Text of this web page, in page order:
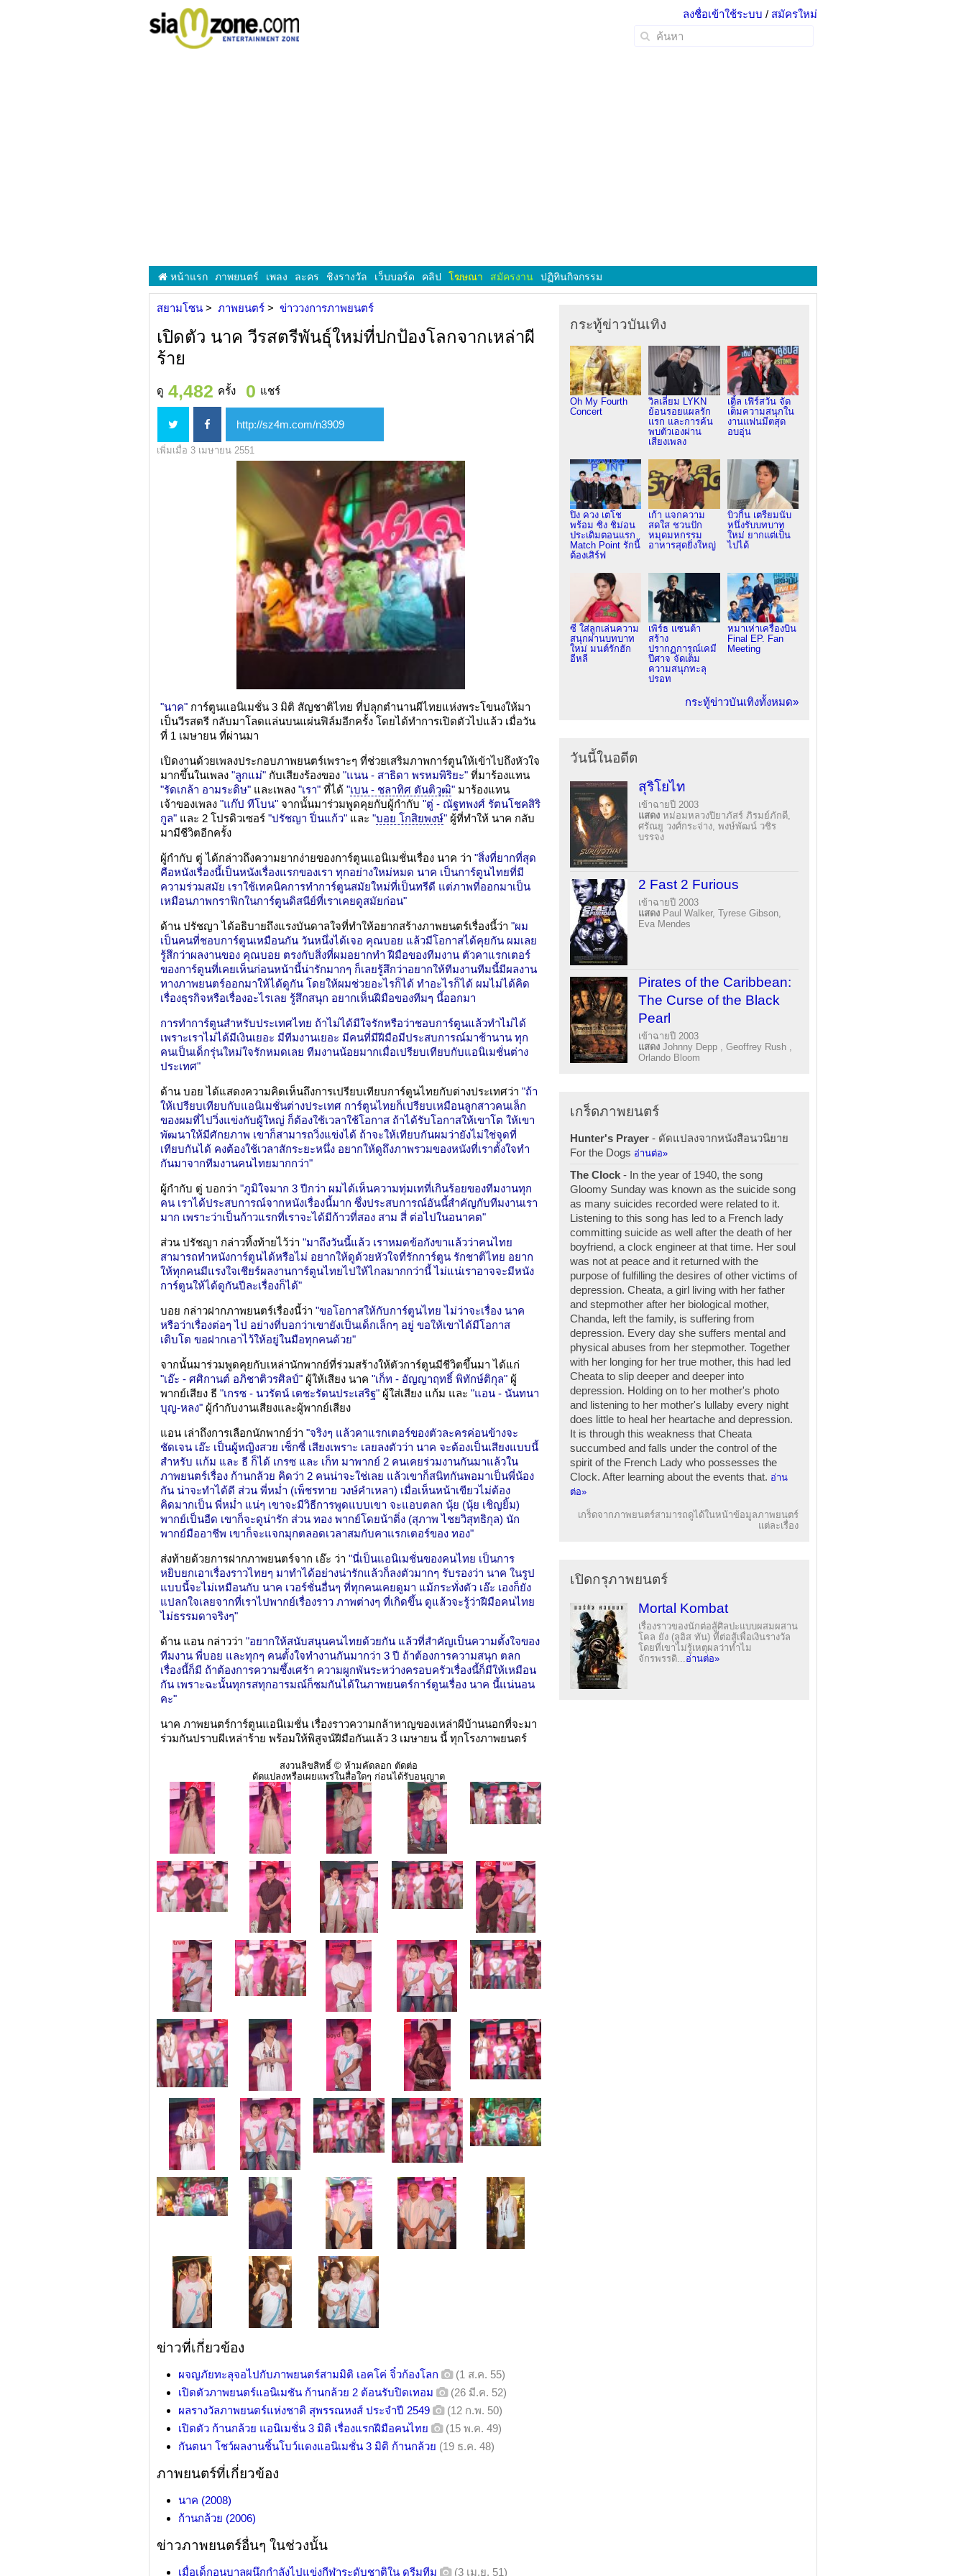
ลงชื่อเข้าใช้ระบบ / สมัครใหม่
หน้าแรก ภาพยนตร์ เพลง ละคร ชิงรางวัล เว็บบอร์ด คลิป โฆษณา สมัครงาน ปฏิทินกิจกรรม
สยามโซน ภาพยนตร์ ข่าววงการภาพยนตร์
เปิดตัว นาค วีรสตรีพันธุ์ใหม่ที่ปกป้องโลกจากเหล่าผี
ร้าย
ดู 4,482 ครั้ง 0 แชร์
เพิ่มเมื่อ 3 เมษายน 2551
"นาค" การ์ตูนแอนิเมชั่น 3 มิติ สัญชาติไทย ที่ปลุกตำนานผีไทยแห่งพระโขนงให้มา
เป็นวีรสตรี กลับมาโลดแล่นบนแผ่นฟิล์มอีกครั้ง โดยได้ทำการเปิดตัวไปแล้ว เมื่อวัน
ที่ 1 เมษายน ที่ผ่านมา
เปิดงานด้วยเพลงประกอบภาพยนตร์เพราะๆ ที่ช่วยเสริมภาพการ์ตูนให้เข้าไปถึงหัวใจ
มากขึ้นในเพลง "ลูกแม่" กับเสียงร้องของ "แนน - สาธิดา พรหมพิริยะ" ที่มาร้องแทน
"รัดเกล้า อามระดิษ" และเพลง "เรา" ที่ได้ "เบน - ชลาทิศ ตันติวุฒิ" มาร้องแทน
เจ้าของเพลง "แก๊ป ทีโบน" จากนั้นมาร่วมพูดคุยกับผู้กำกับ "ตู่ - ณัฐทพงศ์ รัตนโชคสิริ
กูล" และ 2 โปรดิวเซอร์ "ปรัชญา ปิ่นแก้ว" และ "บอย โกสิยพงษ์" ผู้ที่ทำให้ นาค กลับ
มามีชีวิตอีกครั้ง
ผู้กำกับ ตู่ ได้กล่าวถึงความยากง่ายของการ์ตูนแอนิเมชั่นเรื่อง นาค ว่า "สิ่งที่ยากที่สุด
คือหนังเรื่องนี้เป็นหนังเรื่องแรกของเรา ทุกอย่างใหม่หมด นาค เป็นการ์ตูนไทยที่มี
ความร่วมสมัย เราใช้เทคนิคการทำการ์ตูนสมัยใหม่ที่เป็นทรีดี แต่ภาพที่ออกมาเป็น
เหมือนภาพกราฟิกในการ์ตูนดิสนีย์ที่เราเคยดูสมัยก่อน"
ด้าน ปรัชญา ได้อธิบายถึงแรงบันดาลใจที่ทำให้อยากสร้างภาพยนตร์เรื่องนี้ว่า "ผม
เป็นคนที่ชอบการ์ตูนเหมือนกัน วันหนึ่งได้เจอ คุณบอย แล้วมีโอกาสได้คุยกัน ผมเลย
รู้สึกว่าผลงานของ คุณบอย ตรงกับสิ่งที่ผมอยากทำ ฝีมือของทีมงาน ตัวคาแรกเตอร์
ของการ์ตูนที่เคยเห็นก่อนหน้านี้น่ารักมากๆ ก็เลยรู้สึกว่าอยากให้ทีมงานทีมนี้มีผลงาน
ทางภาพยนตร์ออกมาให้ได้ดูกัน โดยให้ผมช่วยอะไรก็ได้ ทำอะไรก็ได้ ผมไม่ได้คิด
เรื่องธุรกิจหรือเรื่องอะไรเลย รู้สึกสนุก อยากเห็นฝีมือของทีมๆ นี้ออกมา
การทำการ์ตูนสำหรับประเทศไทย ถ้าไม่ได้มีใจรักหรือว่าชอบการ์ตูนแล้วทำไม่ได้
เพราะเราไม่ได้มีเงินเยอะ มีทีมงานเยอะ มีคนที่มีฝีมือมีประสบการณ์มาช้านาน ทุก
คนเป็นเด็กรุ่นใหม่ใจรักหมดเลย ทีมงานน้อยมากเมื่อเปรียบเทียบกับแอนิเมชั่นต่าง
ประเทศ"
ด้าน บอย ได้แสดงความคิดเห็นถึงการเปรียบเทียบการ์ตูนไทยกับต่างประเทศว่า "ถ้า
ให้เปรียบเทียบกับแอนิเมชั่นต่างประเทศ การ์ตูนไทยก็เปรียบเหมือนลูกสาวคนเล็ก
ของผมที่ไปวิ่งแข่งกับผู้ใหญ่ ก็ต้องใช้เวลาใช้โอกาส ถ้าได้รับโอกาสให้เขาโต ให้เขา
พัฒนาให้มีศักยภาพ เขาก็สามารถวิ่งแข่งได้ ถ้าจะให้เทียบกันผมว่ายังไม่ใช่จุดที่
เทียบกันได้ คงต้องใช้เวลาสักระยะหนึ่ง อยากให้ดูถึงภาพรวมของหนังที่เราตั้งใจทำ
กันมาจากทีมงานคนไทยมากกว่า"
ผู้กำกับ ตู่ บอกว่า "ภูมิใจมาก 3 ปีกว่า ผมได้เห็นความทุ่มเทที่เกินร้อยของทีมงานทุก
คน เราได้ประสบการณ์จากหนังเรื่องนี้มาก ซึ่งประสบการณ์อันนี้สำคัญกับทีมงานเรา
มาก เพราะว่าเป็นก้าวแรกที่เราจะได้มีก้าวที่สอง สาม สี่ ต่อไปในอนาคต"
ส่วน ปรัชญา กล่าวทิ้งท้ายไว้ว่า "มาถึงวันนี้แล้ว เราหมดข้อกังขาแล้วว่าคนไทย
สามารถทำหนังการ์ตูนได้หรือไม่ อยากให้ดูด้วยหัวใจที่รักการ์ตูน รักชาติไทย อยาก
ให้ทุกคนมีแรงใจเชียร์ผลงานการ์ตูนไทยไปให้ไกลมากกว่านี้ ไม่แน่เราอาจจะมีหนัง
การ์ตูนให้ได้ดูกันปีละเรื่องก็ได้"
บอย กล่าวฝากภาพยนตร์เรื่องนี้ว่า "ขอโอกาสให้กับการ์ตูนไทย ไม่ว่าจะเรื่อง นาค
หรือว่าเรื่องต่อๆ ไป อย่างที่บอกว่าเขายังเป็นเด็กเล็กๆ อยู่ ขอให้เขาได้มีโอกาส
เติบโต ขอฝากเอาไว้ให้อยู่ในมือทุกคนด้วย"
จากนั้นมาร่วมพูดคุยกับเหล่านักพากย์ที่ร่วมสร้างให้ตัวการ์ตูนมีชีวิตขึ้นมา ได้แก่
"เอ๊ะ - ศศิกานต์ อภิชาติวรศิลป์" ผู้ให้เสียง นาค "เก็ท - อัญญาฤทธิ์ พิทักษ์ติกุล" ผู้
พากย์เสียง ธี "เกรซ - นวรัตน์ เตชะรัตนประเสริฐ" ผู้ใส่เสียง แก้ม และ "แอน - นันทนา
บุญ-หลง" ผู้กำกับงานเสียงและผู้พากย์เสียง
แอน เล่าถึงการเลือกนักพากย์ว่า "จริงๆ แล้วคาแรกเตอร์ของตัวละครค่อนข้างจะ
ชัดเจน เอ๊ะ เป็นผู้หญิงสวย เซ็กซี่ เสียงเพราะ เลยลงตัวว่า นาค จะต้องเป็นเสียงแบบนี้
สำหรับ แก้ม และ ธี ก็ได้ เกรซ และ เก็ท มาพากย์ 2 คนเคยร่วมงานกันมาแล้วใน
ภาพยนตร์เรื่อง ก้านกล้วย คิดว่า 2 คนน่าจะใช่เลย แล้วเขาก็สนิทกันพอมาเป็นพี่น้อง
กัน น่าจะทำได้ดี ส่วน พี่หม่ำ (เพ็ชรทาย วงษ์คำเหลา) เมื่อเห็นหน้าเขียวไม่ต้อง
คิดมากเป็น พี่หม่ำ แน่ๆ เขาจะมีวิธีการพูดแบบเขา จะแอบตลก นุ้ย (นุ้ย เชิญยิ้ม)
พากย์เป็นอืด เขาก็จะดูน่ารัก ส่วน ทอง พากย์โดยน้าติ่ง (สุภาพ ไชยวิสุทธิกุล) นัก
พากย์มืออาชีพ เขาก็จะแจกมุกตลอดเวลาสมกับคาแรกเตอร์ของ ทอง"
ส่งท้ายด้วยการฝากภาพยนตร์จาก เอ๊ะ ว่า "นี่เป็นแอนิเมชั่นของคนไทย เป็นการ
หยิบยกเอาเรื่องราวไทยๆ มาทำได้อย่างน่ารักแล้วก็ลงตัวมากๆ รับรองว่า นาค ในรูป
แบบนี้จะไม่เหมือนกับ นาค เวอร์ชั่นอื่นๆ ที่ทุกคนเคยดูมา แม้กระทั่งตัว เอ๊ะ เองก็ยัง
แปลกใจเลยจากที่เราไปพากย์เรื่องราว ภาพต่างๆ ที่เกิดขึ้น ดูแล้วจะรู้ว่าฝีมือคนไทย
ไม่ธรรมดาจริงๆ"
ด้าน แอน กล่าวว่า "อยากให้สนับสนุนคนไทยด้วยกัน แล้วที่สำคัญเป็นความตั้งใจของ
ทีมงาน พี่บอย และทุกๆ คนตั้งใจทำงานกันมากว่า 3 ปี ถ้าต้องการความสนุก ตลก
เรื่องนี้ก็มี ถ้าต้องการความซึ้งเศร้า ความผูกพันระหว่างครอบครัวเรื่องนี้ก็มีให้เหมือน
กัน เพราะฉะนั้นทุกรสทุกอารมณ์ก็ชมกันได้ในภาพยนตร์การ์ตูนเรื่อง นาค นี้แน่นอน
คะ"
นาค ภาพยนตร์การ์ตูนแอนิเมชั่น เรื่องราวความกล้าหาญของเหล่าผีบ้านนอกที่จะมา
ร่วมกันปราบผีเหล่าร้าย พร้อมให้พิสูจน์ฝีมือกันแล้ว 3 เมษายน นี้ ทุกโรงภาพยนตร์
สงวนลิขสิทธิ์ © ห้ามคัดลอก ตัดต่อ
ดัดแปลงหรือเผยแพร่ในสื่อใดๆ ก่อนได้รับอนุญาต
ข่าวที่เกี่ยวข้อง
ผจญภัยทะลุจอไปกับภาพยนตร์สามมิติ เอคโค่ จิ๋วก้องโลก
(1 ส.ค. 55)
เปิดตัวภาพยนตร์แอนิเมชัน ก้านกล้วย 2 ต้อนรับปิดเทอม
(26 มี.ค. 52)
ผลรางวัลภาพยนตร์แห่งชาติ สุพรรณหงส์ ประจำปี 2549
(12 ก.พ. 50)
เปิดตัว ก้านกล้วย แอนิเมชั่น 3 มิติ เรื่องแรกฝีมือคนไทย
(15 พ.ค. 49)
กันตนา โชว์ผลงานชิ้นโบว์แดงแอนิเมชั่น 3 มิติ ก้านกล้วย (19 ธ.ค. 48)
ภาพยนตร์ที่เกี่ยวข้อง
นาค (2008)
ก้านกล้วย (2006)
ข่าวภาพยนตร์อื่นๆ ในช่วงนั้น
เมื่อเด็กอนุบาลผนึกกำลังไปแข่งกีฬาระดับชาติใน ดรีมทีม (3 เม.ย. 51)
กระทู้ข่าวบันเทิง
Oh My Fourth
Concert
วิลเลี่ยม LYKN
ย้อนรอยแผลรัก
แรก และการค้น
พบตัวเองผ่าน
เสียงเพลง
เติ้ล เฟิร์สวัน จัด
เต็มความสนุกใน
งานแฟนมีตสุด
อบอุ่น
ปิง ควง เตโช
พร้อม ซิง ชิม่อน
ประเดิมตอนแรก
Match Point รักนี้
ต้องเสิร์ฟ
เก้า แจกความ
สดใส ชวนปัก
หมุดมหกรรม
อาหารสุดยิ่งใหญ่
บิวกิ้น เตรียมนับ
หนึ่งรับบทบาท
ใหม่ ยากแต่เป็น
ไปได้
ซี ใส่ลูกเล่นความ
สนุกผ่านบทบาท
ใหม่ มนต์รักฮัก
อีหลี
เพิร์ธ แซนต้า
สร้าง
ปรากฏการณ์เคมี
ปีศาจ จัดเต็ม
ความสนุกทะลุ
ปรอท
หมาเห่าเครื่องบิน
Final EP. Fan
Meeting
กระทู้ข่าวบันเทิงทั้งหมด»
วันนี้ในอดีต
สุริโยไท
เข้าฉายปี 2003
แสดง หม่อมหลวงปิยาภัสร์ ภิรมย์ภักดี,
ศรัณยู วงศ์กระจ่าง, พงษ์พัฒน์ วชิร
บรรจง
2 Fast 2 Furious
เข้าฉายปี 2003
แสดง Paul Walker, Tyrese Gibson,
Eva Mendes
Pirates of the Caribbean:
The Curse of the Black
Pearl
เข้าฉายปี 2003
แสดง Johnny Depp , Geoffrey Rush ,
Orlando Bloom
เกร็ดภาพยนตร์
Hunter's Prayer- ดัดแปลงจากหนังสือนวนิยาย
For the Dogs อ่านต่อ»
The Clock- In the year of 1940, the song
Gloomy Sunday was known as the suicide song
as many suicides recorded were related to it.
Listening to this song has led to a French lady
committing suicide as well after the death of her
boyfriend, a clock engineer at that time. Her soul
was not at peace and it returned with the
purpose of fulfilling the desires of other victims of
depression. Cheata, a girl living with her father
and stepmother after her biological mother,
Chanda, left the family, is suffering from
depression. Every day she suffers mental and
physical abuses from her stepmother. Together
with her longing for her true mother, this had led
Cheata to slip deeper and deeper into
depression. Holding on to her mother's photo
and listening to her mother's lullaby every night
does little to heal her heartache and depression.
It is through this weakness that Cheata
succumbed and falls under the control of the
spirit of the French Lady who possesses the
Clock. After learning about the events that. อ่าน
ต่อ»
เกร็ดจากภาพยนตร์สามารถดูได้ในหน้าข้อมูลภาพยนตร์
แต่ละเรื่อง
เปิดกรุภาพยนตร์
Mortal Kombat
เรื่องราวของนักต่อสู้ศิลปะแบบผสมผสาน
โคล ยัง (ลูอิส ทัน) ที่ต่อสู้เพื่อเงินรางวัล
โดยที่เขาไม่รู้เหตุผลว่าทำไม
จักรพรรดิ... อ่านต่อ»